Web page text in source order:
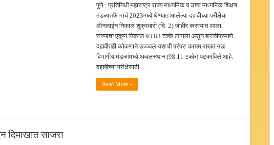
पुणे : प्रतिनिधी महाराष्ट्र राज्य माध्यमिक व उच्च माध्यमिक शिक्षण
मंडळातर्फे मार्च 2023मध्ये घेण्यात आलेल्या दहावीच्या परीक्षेचा
ऑनलाईन निकाल शुक्रवारी (दि. 2) जाहीर करण्यात आला.
राज्याचा एकूण निकाल 93.83 टक्के लागला असून बारावीप्रमाणे
दहावीतही कोकणाने उज्ज्वल यशाची परंपरा कायम राखत नऊ
विभागीय मंडळांमध्ये अव्वलस्थान (98.11 टक्के) पटकाविले आहे.
दहावीच्या परीक्षेसाठी …
Read More »
दिमाखात साजरा